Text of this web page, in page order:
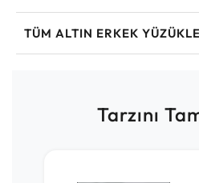
TÜM ALTIN ERKEK
Tarzını